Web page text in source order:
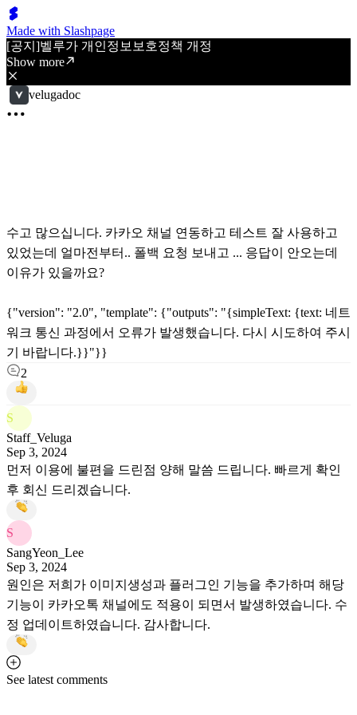
Made with Slashpage
[공지]벨루가 개인정보보호정책 개정
Show more
velugadoc
수고 많으십니다. 카카오 채널 연동하고 테스트 잘 사용하고
있었는데 얼마전부터.. 폴백 요청 보내고 ... 응답이 안오는데
이유가 있을까요?
{"version": "2.0", "template": {"outputs": "{simpleText: {text: 네트
워크 통신 과정에서 오류가 발생했습니다. 다시 시도하여 주시
기 바랍니다.}}"}}
2
S
Staff_Veluga
Sep 3, 2024
먼저 이용에 불편을 드린점 양해 말씀 드립니다. 빠르게 확인
후 회신 드리겠습니다.
S
SangYeon_Lee
Sep 3, 2024
원인은 저희가 이미지생성과 플러그인 기능을 추가하며 해당
기능이 카카오톡 채널에도 적용이 되면서 발생하였습니다. 수
정 업데이트하였습니다. 감사합니다.
See latest comments